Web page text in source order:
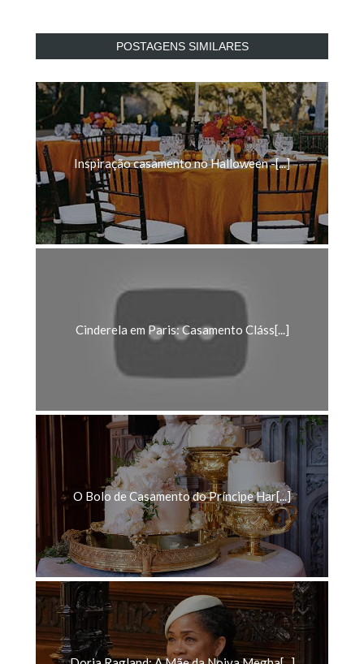
POSTAGENS SIMILARES
Inspiração casamento no Halloween -[...]
O Bolo de Casamento do Príncipe Har[...]
Doria Ragland: A Mãe da Noiva Megha[...]